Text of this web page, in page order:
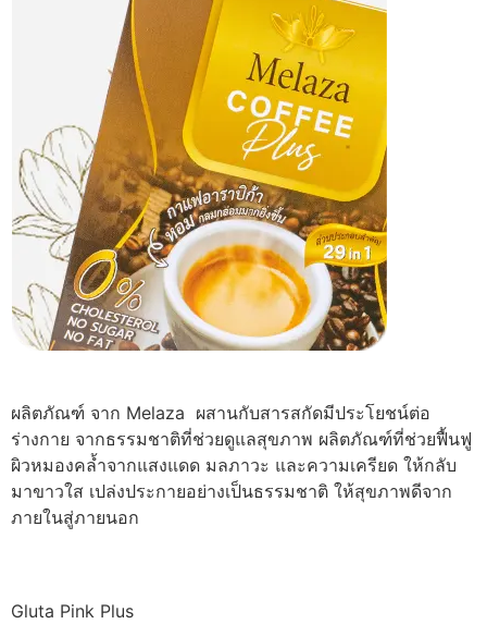
ผลิตภัณฑ์ จาก Melaza ผสานกับสารสกัดมีประโยชน์ต่อ
ร่างกาย จากธรรมชาติที่ช่วยดูแลสุขภาพ ผลิตภัณฑ์ที่ช่วยฟื้นฟู
ผิวหมองคล้ำจากแสงแดด มลภาวะ และความเครียด ให้กลับ
มาขาวใส เปล่งประกายอย่างเป็นธรรมชาติ ให้สุขภาพดีจาก
ภายในสู่ภายนอก
Gluta Pink Plus